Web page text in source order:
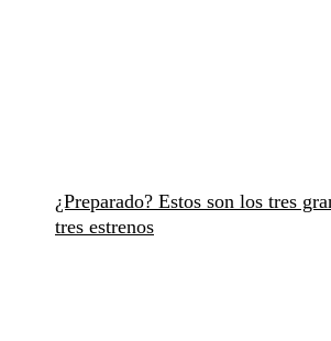
¿Preparado? Estos son los tres
tres estrenos